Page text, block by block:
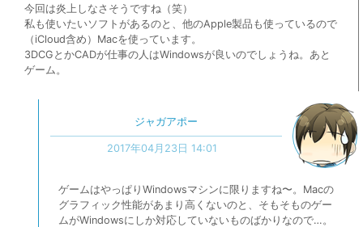
今回は炎上しなさそうですね（笑）
私も使いたいソフトがあるのと、他のApple製品も使っているので
（iCloud含め）Macを使っています。
3DCGとかCADが仕事の人はWindowsが良いのでしょうね。あと
ゲーム。
ジャガアポー
2017年04月23日 14:01
ゲームはやっぱりWindowsマシンに限りますね〜。Macの
グラフィック性能があまり高くないのと、そもそものゲー
ムがWindowsにしか対応していないものばかりなので…。